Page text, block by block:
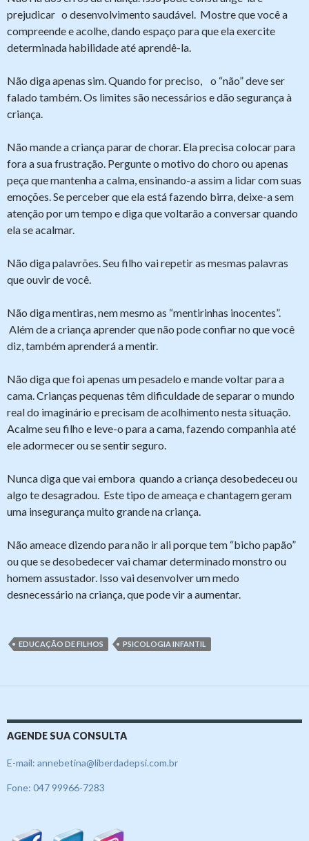
prejudicar o desenvolvimento saudável. Mostre que você a
compreende e acolhe, dando espaço para que ela exercite
determinada habilidade até aprendê-la.
Não diga apenas sim. Quando for preciso, o “não” deve ser
falado também. Os limites são necessários e dão segurança à
criança.
Não mande a criança parar de chorar. Ela precisa colocar para
fora a sua frustração. Pergunte o motivo do choro ou apenas
peça que mantenha a calma, ensinando-a assim a lidar com suas
emoções. Se perceber que ela está fazendo birra, deixe-a sem
atenção por um tempo e diga que voltarão a conversar quando
ela se acalmar.
Não diga palavrões. Seu filho vai repetir as mesmas palavras
que ouvir de você.
Não diga mentiras, nem mesmo as “mentirinhas inocentes”.
Além de a criança aprender que não pode confiar no que você
diz, também aprenderá a mentir.
Não diga que foi apenas um pesadelo e mande voltar para a
cama. Crianças pequenas têm dificuldade de separar o mundo
real do imaginário e precisam de acolhimento nesta situação.
Acalme seu filho e leve-o para a cama, fazendo companhia até
ele adormecer ou se sentir seguro.
Nunca diga que vai embora quando a criança desobedeceu ou
algo te desagradou. Este tipo de ameaça e chantagem geram
uma insegurança muito grande na criança.
Não ameace dizendo para não ir ali porque tem “bicho papão”
ou que se desobedecer vai chamar determinado monstro ou
homem assustador. Isso vai desenvolver um medo
desnecessário na criança, que pode vir a aumentar.
EDUCAÇÃO DE FILHOS PSICOLOGIA INFANTIL
AGENDE SUA CONSULTA
E-mail: annebetina@liberdadepsi.com.br
Fone: 047 99966-7283